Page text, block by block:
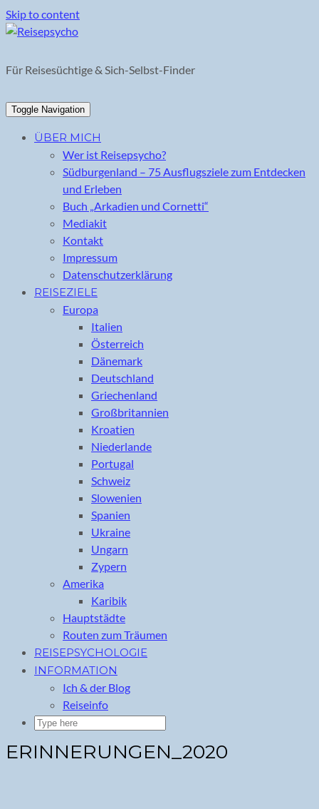
Skip to content
Für Reisesüchtige & Sich-Selbst-Finder
Toggle Navigation
ÜBER MICH
Wer ist Reisepsycho?
Südburgenland – 75 Ausflugsziele zum Entdecken
und Erleben
Buch „Arkadien und Cornetti“
Mediakit
Kontakt
Impressum
Datenschutzerklärung
REISEZIELE
Europa
Italien
Österreich
Dänemark
Deutschland
Griechenland
Großbritannien
Kroatien
Niederlande
Portugal
Schweiz
Slowenien
Spanien
Ukraine
Ungarn
Zypern
Amerika
Karibik
Hauptstädte
Routen zum Träumen
REISEPSYCHOLOGIE
INFORMATION
Ich & der Blog
Reiseinfo
ERINNERUNGEN_2020